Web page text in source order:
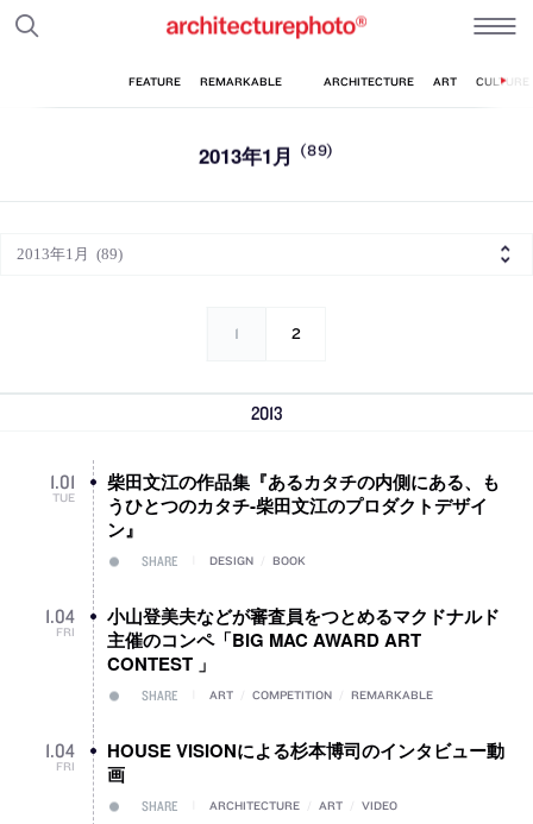
2013年1月 (89)
1 2
2013
1.01
TUE
柴田文江の作品集『あるカタチの内側にある、も
うひとつのカタチ‐柴田文江のプロダクトデザイ
ン』
SHARE DESIGN BOOK
1.04
FRI
小山登美夫などが審査員をつとめるマクドナルド
主催のコンペ「BIG MAC AWARD ART
CONTEST 」
SHARE ART COMPETITION REMARKABLE
1.04
FRI
HOUSE VISIONによる杉本博司のインタビュー動
画
SHARE ARCHITECTURE ART VIDEO